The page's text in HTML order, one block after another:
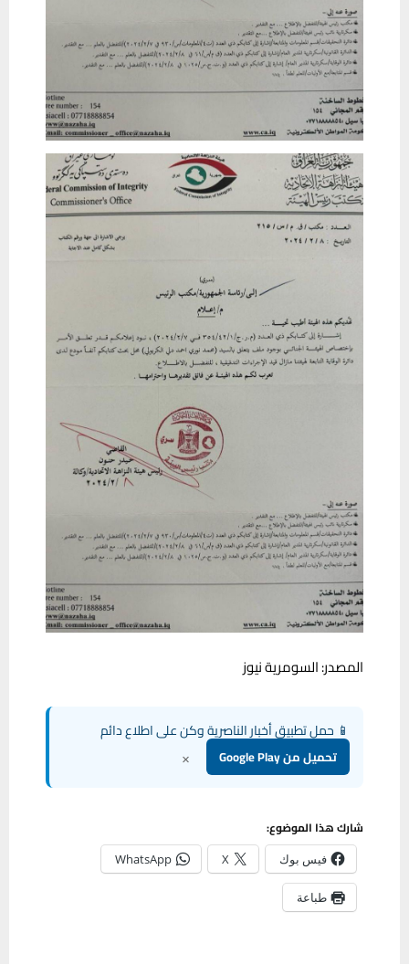
المصدر: السومرية نيوز
📱 حمل تطبيق أخبار الناصرية وكن على اطلاع دائم
تحميل من Google Play ×
شارك هذا الموضوع:
فيس بوك X
WhatsApp
طباعة